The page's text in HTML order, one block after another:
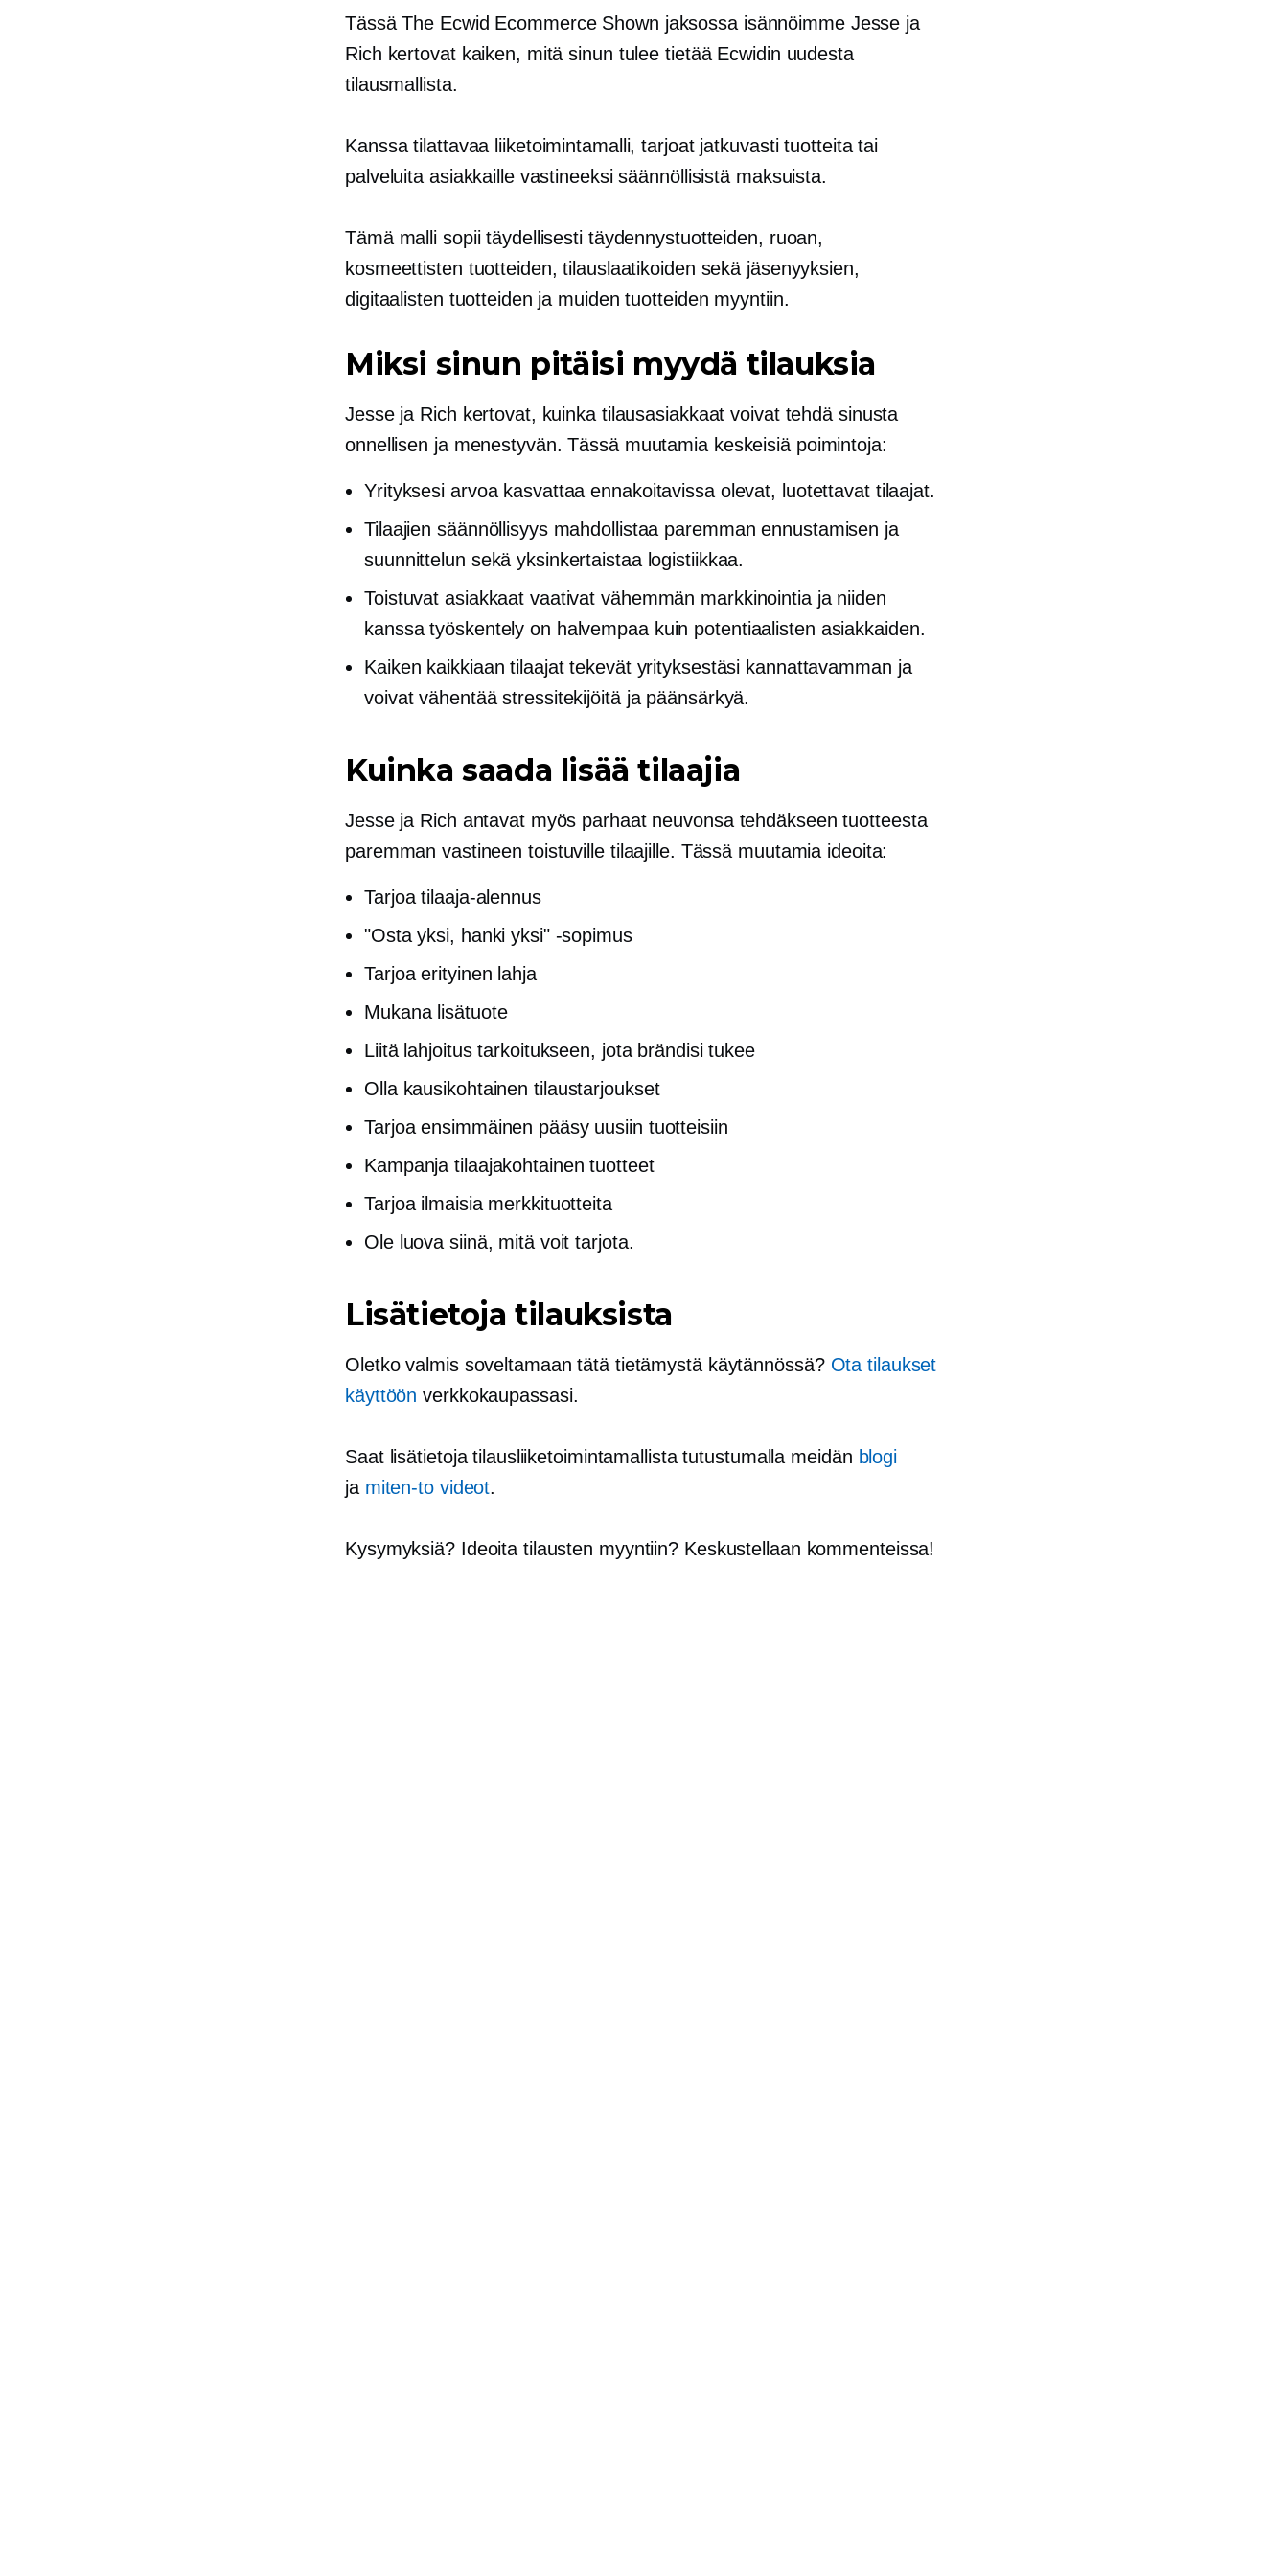
Tässä The Ecwid Ecommerce Shown jaksossa isännöimme Jesse ja
Rich kertovat kaiken, mitä sinun tulee tietää Ecwidin uudesta
tilausmallista.
Kanssatilattavaa liiketoimintamalli, tarjoat jatkuvasti tuotteita tai
palveluita asiakkaille vastineeksi säännöllisistä maksuista.
Tämä malli sopii täydellisesti täydennystuotteiden, ruoan,
kosmeettisten tuotteiden, tilauslaatikoiden sekä jäsenyyksien,
digitaalisten tuotteiden ja muiden tuotteiden myyntiin.
Miksi sinun pitäisi myydä tilauksia
Jesse ja Rich kertovat, kuinka tilausasiakkaat voivat tehdä sinusta
onnellisen ja menestyvän. Tässä muutamia keskeisiä poimintoja:
Yrityksesi arvoa kasvattaa ennakoitavissa olevat, luotettavat tilaajat.
Tilaajien säännöllisyys mahdollistaa paremman ennustamisen ja
suunnittelun sekä yksinkertaistaa logistiikkaa.
Toistuvat asiakkaat vaativat vähemmän markkinointia ja niiden
kanssa työskentely on halvempaa kuin potentiaalisten asiakkaiden.
Kaiken kaikkiaan tilaajat tekevät yrityksestäsi kannattavamman ja
voivat vähentää stressitekijöitä ja päänsärkyä.
Kuinka saada lisää tilaajia
Jesse ja Rich antavat myös parhaat neuvonsa tehdäkseen tuotteesta
paremman vastineen toistuville tilaajille. Tässä muutamia ideoita:
Tarjoa tilaaja-alennus
"Osta yksi, hanki yksi" -sopimus
Tarjoa erityinen lahja
Mukana lisätuote
Liitä lahjoitus tarkoitukseen, jota brändisi tukee
Olla kausikohtainen tilaustarjoukset
Tarjoa ensimmäinen pääsy uusiin tuotteisiin
Kampanjatilaajakohtainen tuotteet
Tarjoa ilmaisia ​​merkkituotteita
Ole luova siinä, mitä voit tarjota.
Lisätietoja tilauksista
Oletko valmis soveltamaan tätä tietämystä käytännössä? Ota tilaukset
käyttöön verkkokaupassasi.
Saat lisätietoja tilausliiketoimintamallista tutustumalla meidän blogi
ja miten-tovideot.
Kysymyksiä? Ideoita tilausten myyntiin? Keskustellaan kommenteissa!